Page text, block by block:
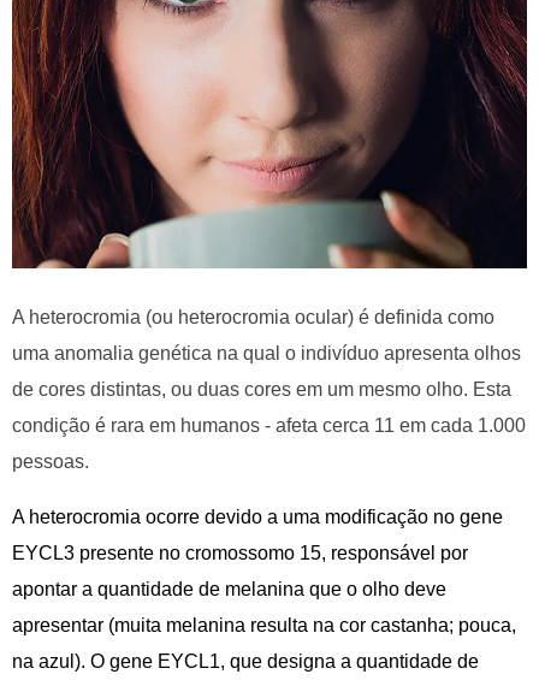
A heterocromia (ou heterocromia ocular) é definida como
uma anomalia genética na qual o indivíduo apresenta olhos
de cores distintas, ou duas cores em um mesmo olho. Esta
condição é rara em humanos - afeta cerca 11 em cada 1.000
pessoas.
A heterocromia ocorre devido a uma modificação no gene
EYCL3 presente no cromossomo 15, responsável por
apontar a quantidade de melanina que o olho deve
apresentar (muita melanina resulta na cor castanha; pouca,
na azul). O gene EYCL1, que designa a quantidade de